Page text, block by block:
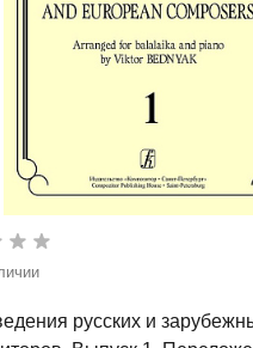
русских и